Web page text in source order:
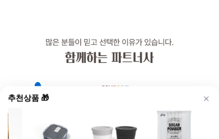
추천상품 🎁